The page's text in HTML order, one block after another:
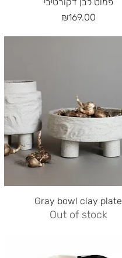
Price
₪169.00
Quick View
Gray bowl clay plate
Out of stock